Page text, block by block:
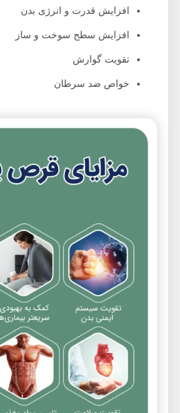
افزایش قدرت و انرژی بدن
افزایش سطح سوخت و ساز
تقویت گوارش
خواص ضد سرطان